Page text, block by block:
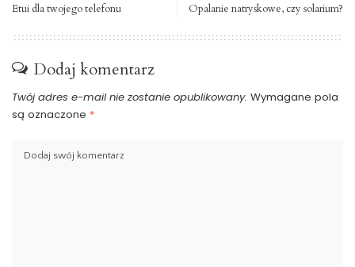
Etui dla twojego telefonu Opalanie natryskowe, czy solarium?
Dodaj komentarz
Twój adres e-mail nie zostanie opublikowany. Wymagane pola
są oznaczone *